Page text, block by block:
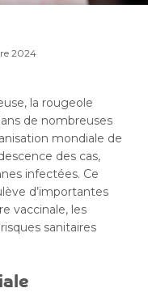
2024
la rougeole
de nombreuses
mondiale de
des cas,
infectées. Ce
d’importantes
vaccinale, les
sanitaires